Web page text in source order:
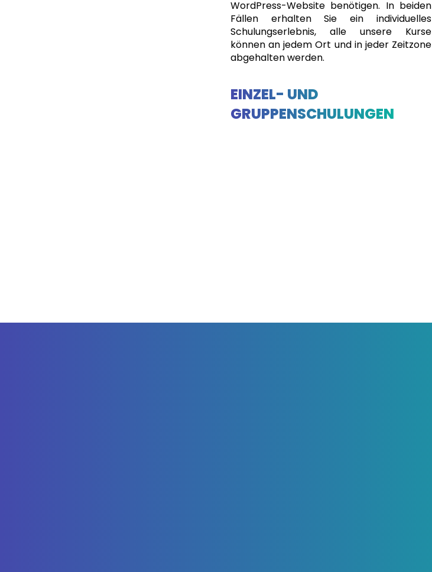
WordPress-Website benötigen. In beiden
Fällen erhalten Sie ein individuelles
Schulungserlebnis, alle unsere Kurse
können an jedem Ort und in jeder Zeitzone
abgehalten werden.
EINZEL- UND
GRUPPENSCHULUNGEN